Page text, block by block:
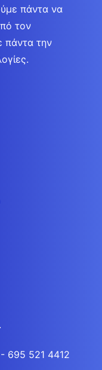
πάντα να
τον
πάντα την
695 521 4412